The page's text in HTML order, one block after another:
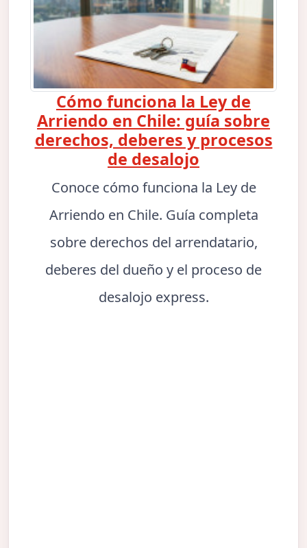
Cómo funciona la Ley de
Arriendo en Chile: guía sobre
derechos, deberes y procesos
de desalojo
Conoce cómo funciona la Ley de
Arriendo en Chile. Guía completa
sobre derechos del arrendatario,
deberes del dueño y el proceso de
desalojo express.